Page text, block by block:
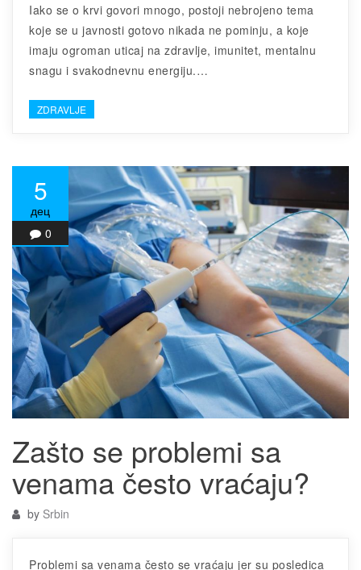
Iako se o krvi govori mnogo, postoji nebrojeno tema
koje se u javnosti gotovo nikada ne pominju, a koje
imaju ogroman uticaj na zdravlje, imunitet, mentalnu
snagu i svakodnevnu energiju.…
ZDRAVLJE
5
дец
0
Zašto se problemi sa
venama često vraćaju?
by Srbin
Problemi sa venama često se vraćaju jer su posledica